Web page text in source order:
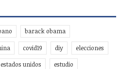
barack obama
covid19 diy elecciones
estados unidos estudio